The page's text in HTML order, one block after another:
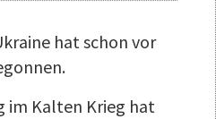
hat schon vor
im Kalten Krieg hat